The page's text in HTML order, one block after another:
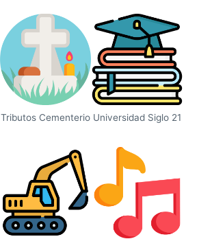
Tributos Cementerio Universidad Siglo 21